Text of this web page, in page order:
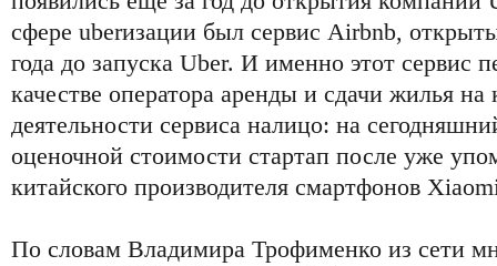
сфере uberизации был сервис Airbnb,
года до запуска Uber. И именно этот сервис
качестве оператора аренды и сдачи жилья на
деятельности сервиса налицо: на
оценочной стоимости стартап после уже
китайского производителя смартфонов
По словам Владимира Трофименко из сети